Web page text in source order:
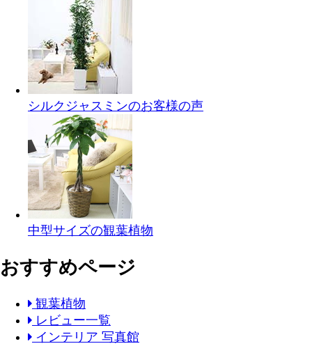
シルクジャスミンのお客様の声
中型サイズの観葉植物
おすすめページ
観葉植物
レビュー一覧
インテリア 写真館